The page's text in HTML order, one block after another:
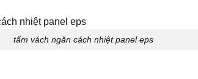
tấm vách ngăn cách nhiệt panel eps